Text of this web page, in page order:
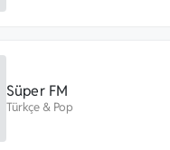
Süper FM
Türkçe& Pop